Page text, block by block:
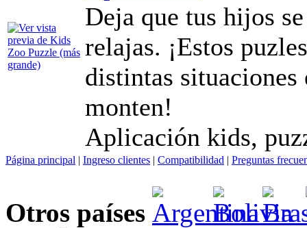
Deja que tus hijos
relajas. ¡Estos
distintas situaciones
monten!
Aplicación kids,
Página principal | Ingreso clientes | Compatibilidad | Preguntas
Otros países